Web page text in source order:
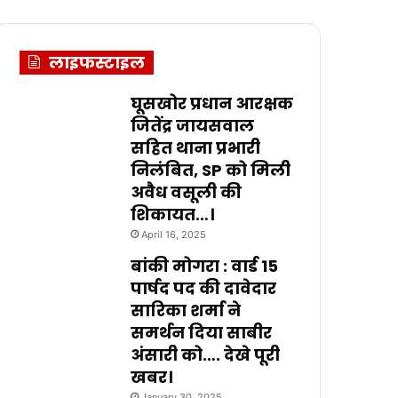
लाइफस्टाइल
घूसखोर प्रधान आरक्षक
जितेंद्र जायसवाल
सहित थाना प्रभारी
निलंबित, SP को मिली
अवैध वसूली की
शिकायत…।
April 16, 2025
बांकी मोगरा : वार्ड 15
पार्षद पद की दावेदार
सारिका शर्मा ने
समर्थन दिया साबीर
अंसारी को…. देखे पूरी
खबर।